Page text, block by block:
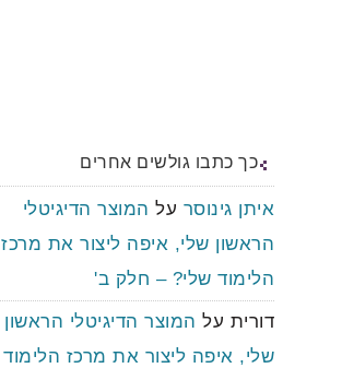
כך כתבו גולשים אחרים
איתן גינוסר על המוצר הדיגיטלי
הראשון שלי, איפה ליצור את מרכז
הלימוד שלי? – חלק ב'
דורית על המוצר הדיגיטלי הראשון
שלי, איפה ליצור את מרכז הלימוד